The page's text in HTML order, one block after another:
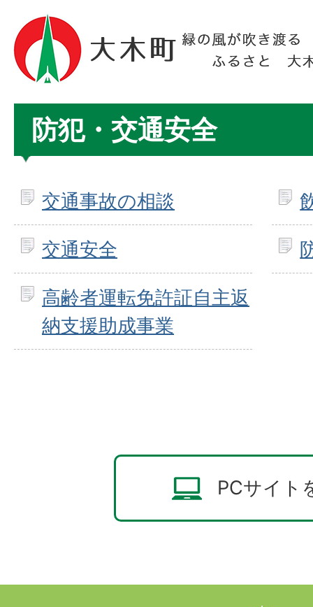
防犯・交通安全
交通事故の相談
交通安全
高齢者運転免許証自主返
納支援助成事業
PCサイト